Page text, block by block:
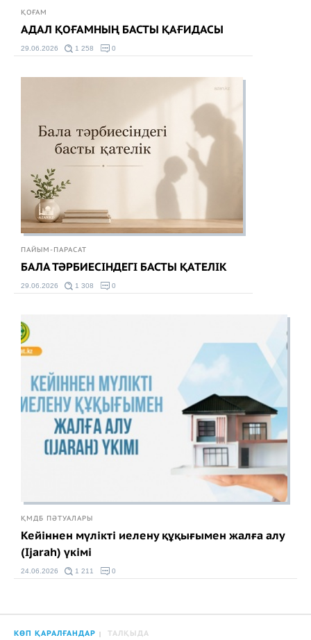
ҚОҒАМ
АДАЛ ҚОҒАМНЫҢ БАСТЫ ҚАҒИДАСЫ
29.06.2026 1 258 0
ПАЙЫМ-ПАРАСАТ
БАЛА ТӘРБИЕСІНДЕГІ БАСТЫ ҚАТЕЛІК
29.06.2026 1 308 0
ҚМДБ ПӘТУАЛАРЫ
Кейіннен мүлікті иелену құқығымен жалға алу
(Ijarah) үкімі
24.06.2026 1 211 0
КӨП ҚАРАЛҒАНДАР ТАЛҚЫДА